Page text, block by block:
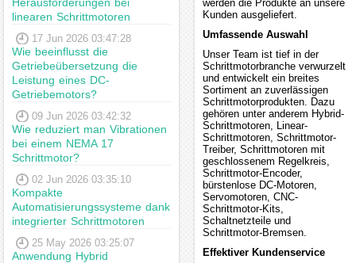
linearen Schrittmotoren
17 Jun 2026 03:47:28
Wie beeinflusst die
Getriebeübersetzung die
Leistung eines DC-
Getriebemotors?
09 Jun 2026 03:42:32
Wie reduziert man Vibrationen
bei einem NEMA 17
Schrittmotor?
02 Jun 2026 03:35:10
Kompakte
Automatisierungssysteme dank
integrierter Schrittmotoren
25 May 2026 03:25:07
Anwendung Hybrid
werden die Produkte an unsere
Kunden ausgeliefert.
Umfassende Auswahl
Unser Team ist tief in der
Schrittmotorbranche verwurzelt
und entwickelt ein breites
Sortiment an zuverlässigen
Schrittmotorprodukten. Dazu
gehören unter anderem Hybrid-
Schrittmotoren, Linear-
Schrittmotoren, Schrittmotor-
Treiber, Schrittmotoren mit
geschlossenem Regelkreis,
Schrittmotor-Encoder,
bürstenlose DC-Motoren,
Servomotoren, CNC-
Schrittmotor-Kits,
Schaltnetzteile und
Schrittmotor-Bremsen.
Effektiver Kundenservice